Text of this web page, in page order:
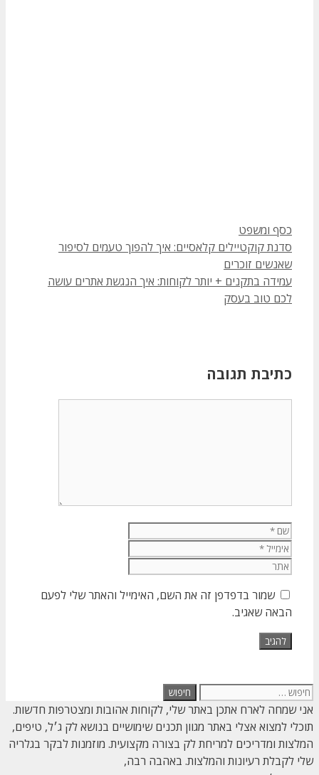
קטגוריות
כסף ומשפט
סדנת קוקטיילים קלאסיים: איך להפוך טעמים לסיפור
שאנשים זוכרים
עמידה בתקנים + יותר לקוחות: איך הנגשת אתרים עושה
לכם טוב בעסק
כתיבת תגובה
שם
שמור בדפדפן זה את השם, האימייל והאתר שלי לפעם
הבאה שאגיב.
חיפוש:
אני שמחה לארח אתכן באתר שלי, לקוחות אהובות ומצטרפות חדשות.
תוכלי למצוא אצלי באתר מגוון תכנים שימושיים בנושא לק ג׳ל, טיפים,
המלצות ומדריכים למריחת לק בצורה מקצועית. מוזמנות לבקר בגלריה
שלי לקבלת רעיונות והמלצות. באהבה רבה,